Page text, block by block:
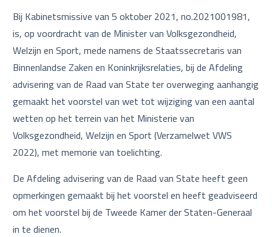
Contact
Bij Kabinetsmissive van 5 oktober 2021, no.2021001981,
is, op voordracht van de Minister van Volksgezondheid,
Welzijn en Sport, mede namens de Staatssecretaris van
Binnenlandse Zaken en Koninkrijksrelaties, bij de Afdeling
advisering van de Raad van State ter overweging aanhangig
gemaakt het voorstel van wet tot wijziging van een aantal
wetten op het terrein van het Ministerie van
Volksgezondheid, Welzijn en Sport (Verzamelwet VWS
2022), met memorie van toelichting.
De Afdeling advisering van de Raad van State heeft geen
opmerkingen gemaakt bij het voorstel en heeft geadviseerd
om het voorstel bij de Tweede Kamer der Staten-Generaal
in te dienen.